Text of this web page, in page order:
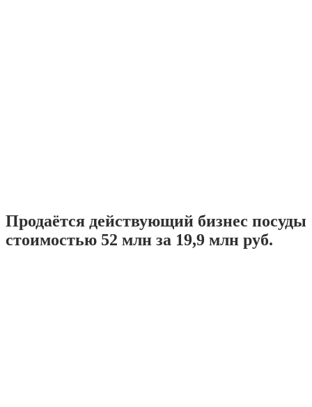
Продаётся действующий бизнес посуды
стоимостью 52 млн за 19,9 млн руб.